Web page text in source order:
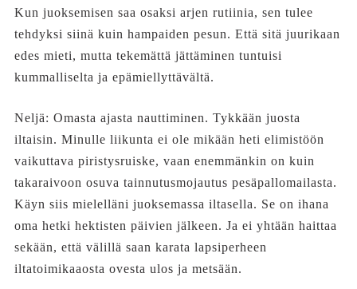
Kun juoksemisen saa osaksi arjen rutiinia, sen tulee
tehdyksi siinä kuin hampaiden pesun. Että sitä juurikaan
edes mieti, mutta tekemättä jättäminen tuntuisi
kummalliselta ja epämiellyttävältä.
Neljä: Omasta ajasta nauttiminen. Tykkään juosta
iltaisin. Minulle liikunta ei ole mikään heti elimistöön
vaikuttava piristysruiske, vaan enemmänkin on kuin
takaraivoon osuva tainnutusmojautus pesäpallomailasta.
Käyn siis mielelläni juoksemassa iltasella. Se on ihana
oma hetki hektisten päivien jälkeen. Ja ei yhtään haittaa
sekään, että välillä saan karata lapsiperheen
iltatoimikaaosta ovesta ulos ja metsään.